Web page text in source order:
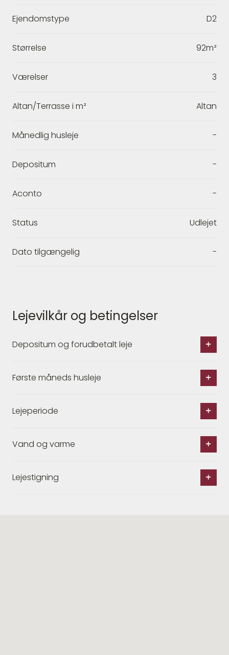
Ejendomstype D2
Størrelse 92m²
Værelser 3
Altan/Terrasse i m² Altan
Månedlig husleje -
Depositum -
Aconto -
Status Udlejet
Dato tilgængelig -
Lejevilkår og betingelser
Depositum og forudbetalt leje
Første måneds husleje
Lejeperiode
Vand og varme
Lejestigning